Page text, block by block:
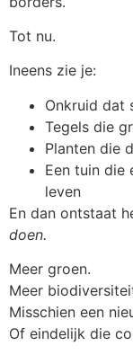
Tot nu.
Ineens zie je:
Onkruid dat
Tegels die
Planten die
Een tuin die
leven
En dan ontstaat
doen.
Meer groen.
Meer
Misschien een
Of eindelijk die